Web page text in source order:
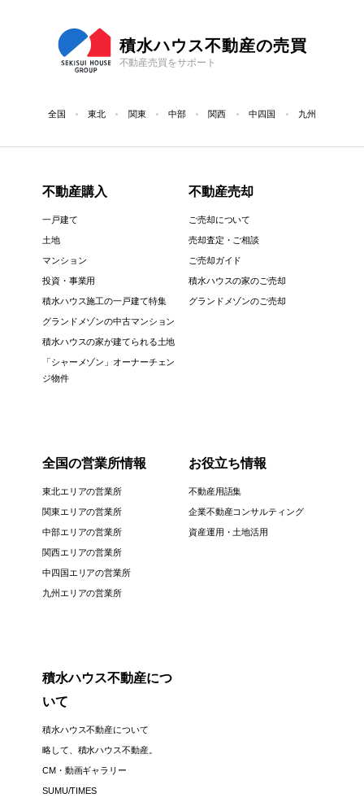
積水ハウス不動産の売買
不動産売買をサポート
全国 東北 関東 中部 関西 中四国 九州
不動産購入
一戸建て
土地
マンション
投資・事業用
積水ハウス施工の一戸建て特集
グランドメゾンの中古マンション
積水ハウスの家が建てられる土地
「シャーメゾン」オーナーチェン
ジ物件
不動産売却
ご売却について
売却査定・ご相談
ご売却ガイド
積水ハウスの家のご売却
グランドメゾンのご売却
全国の営業所情報
東北エリアの営業所
関東エリアの営業所
中部エリアの営業所
関西エリアの営業所
中四国エリアの営業所
九州エリアの営業所
お役立ち情報
不動産用語集
企業不動産コンサルティング
資産運用・土地活用
積水ハウス不動産につ
いて
積水ハウス不動産について
略して、積水ハウス不動産。
CM・動画ギャラリー
SUMU/TIMES